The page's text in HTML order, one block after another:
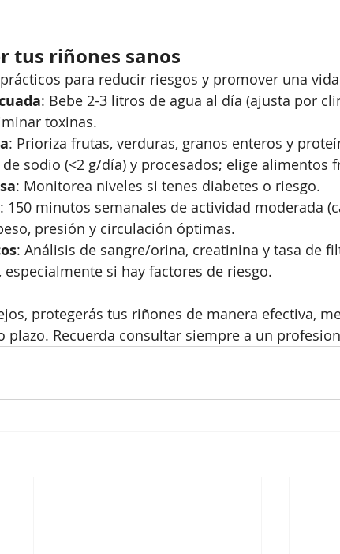
tus riñones sanos
para reducir riesgos y promover una
: Bebe 2-3 litros de agua al día (ajusta por
toxinas.
: Prioriza frutas, verduras, granos enteros y
sodio (<2 g/día) y procesados; elige alimentos
: Monitorea niveles si tenes diabetes o riesgo.
: 150 minutos semanales de actividad moderada
presión y circulación óptimas.
: Análisis de sangre/orina, creatinina y tasa de
si hay factores de riesgo.
protegerás tus riñones de manera efectiva,
plazo. Recuerda consultar siempre a un